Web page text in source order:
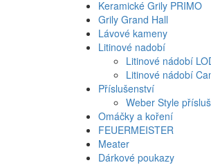
Keramické Grily PRIMO
Grily Grand Hall
Lávové kameny
Litinové nadobí
Litinové nádobí
Litinové nádobí
Příslušenství
Weber Style
Omáčky a koření
FEUERMEISTER
Meater
Dárkové poukazy